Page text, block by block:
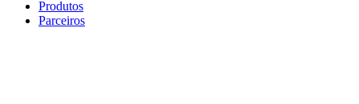
Produtos
Parceiros